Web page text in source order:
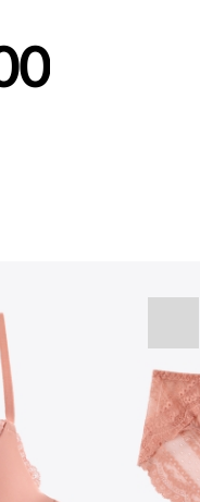
5만원 이
쿠폰(8.1~31)